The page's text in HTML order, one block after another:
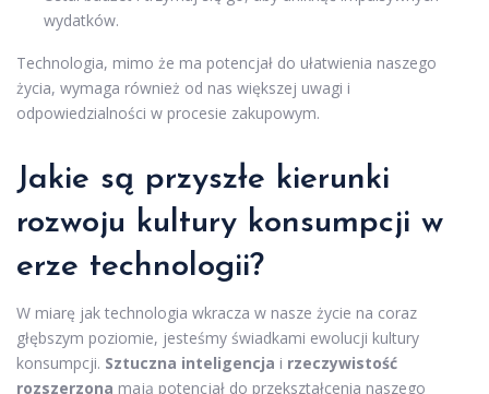
wydatków.
Technologia, mimo że ma potencjał do ułatwienia naszego
życia, wymaga również od nas większej uwagi i
odpowiedzialności w procesie zakupowym.
Jakie są przyszłe kierunki
rozwoju kultury konsumpcji w
erze technologii?
W miarę jak technologia wkracza w nasze życie na coraz
głębszym poziomie, jesteśmy świadkami ewolucji kultury
konsumpcji. Sztuczna inteligencja i rzeczywistość
rozszerzona mają potencjał do przekształcenia naszego